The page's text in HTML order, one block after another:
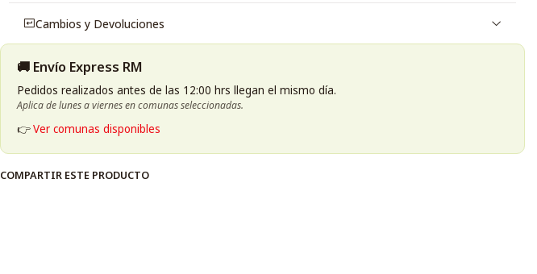
Cambios y Devoluciones
🚚 Envío Express RM
Pedidos realizados antes de las 12:00 hrs llegan el mismo día.
Aplica de lunes a viernes en comunas seleccionadas.
👉Ver comunas disponibles
COMPARTIR ESTE PRODUCTO